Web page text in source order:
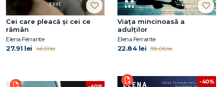
Cei care pleacă şi cei ce
rămân
Elena Ferrante
27.91 lei 46.51 lei
Viața mincinoasă a
adulților
Elena Ferrante
22.84 lei 38.06 lei
-40%